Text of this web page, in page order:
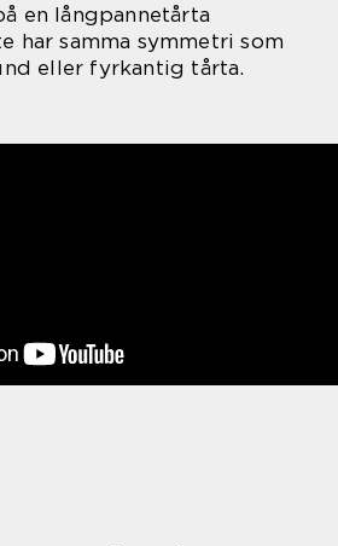
en långpannetårta
har samma symmetri som
eller fyrkantig tårta.